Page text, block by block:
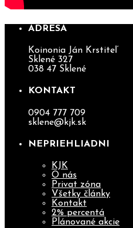
ADRESA
Koinonia Ján Krstiteľ
Sklené 327
038 47 Sklené
KONTAKT
0904 777 709
sklene@kjk.sk
NEPRIEHLIADNI
KJK
O nás
Privat zóna
Všetky články
Kontakt
2% percentá
Plánované akcie